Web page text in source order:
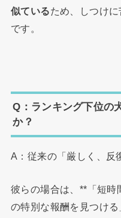
似ているため、しつけ
です。
Q：ランキング下位の
か？
A：従来の「厳しく、反
彼らの場合は、**「短時
の特別な報酬を見つけ